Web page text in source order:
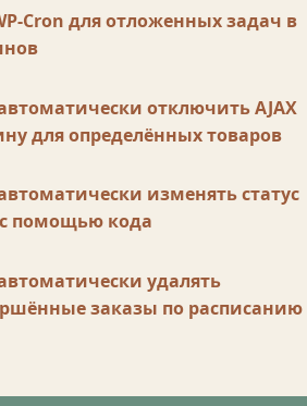
Cron для отложенных задач в
отключить AJAX
для определённых товаров
изменять статус
помощью кода
удалять
заказы по расписанию